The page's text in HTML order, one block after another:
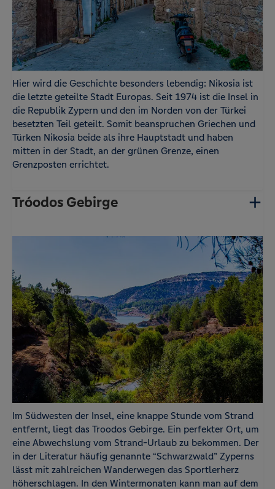
Hier wird die Geschichte besonders lebendig: Nikosia ist
die letzte geteilte Stadt Europas. Seit 1974 ist die Insel in
die Republik Zypern und den im Norden von der Türkei
besetzten Teil geteilt. Somit beanspruchen Griechen und
Türken Nikosia beide als ihre Hauptstadt und haben
mitten in der Stadt, an der grünen Grenze, einen
Grenzposten errichtet.
Tróodos Gebirge
Im Südwesten der Insel, eine knappe Stunde vom Strand
entfernt, liegt das Troodos Gebirge. Ein perfekter Ort, um
eine Abwechslung vom Strand-Urlaub zu bekommen. Der
in der Literatur häufig genannte “Schwarzwald” Zyperns
lässt mit zahlreichen Wanderwegen das Sportlerherz
höherschlagen. In den Wintermonaten kann man auf dem